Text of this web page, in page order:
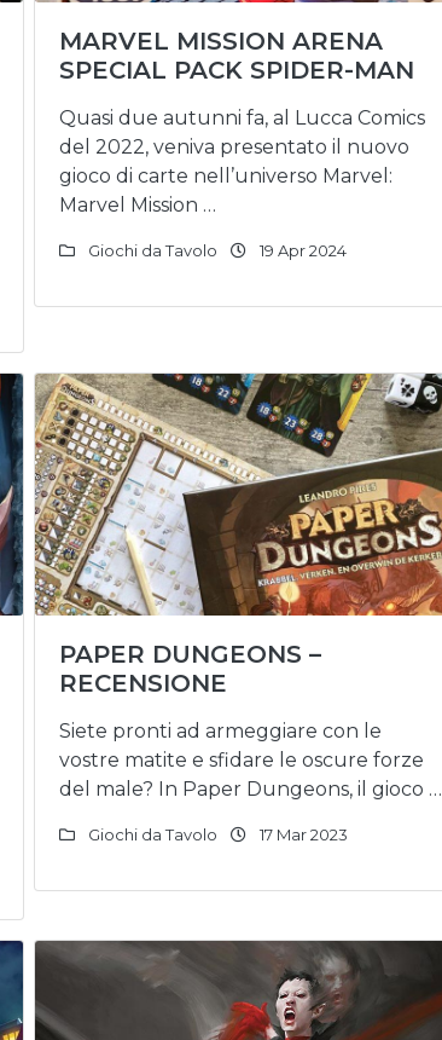
MARVEL MISSION ARENA
SPECIAL PACK SPIDER-MAN
Quasi due autunni fa, al Lucca Comics
del 2022, veniva presentato il nuovo
gioco di carte nell’universo Marvel:
Marvel Mission …
Giochi da Tavolo 19 Apr 2024
PAPER DUNGEONS –
RECENSIONE
Siete pronti ad armeggiare con le
vostre matite e sfidare le oscure forze
del male? In Paper Dungeons, il gioco …
Giochi da Tavolo 17 Mar 2023